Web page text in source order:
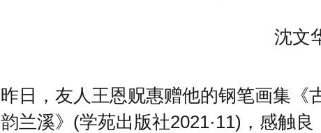
沈文
昨日，友人王恩贶惠赠他的钢笔画集《
韵兰溪》(学苑出版社2021·11)，感触良